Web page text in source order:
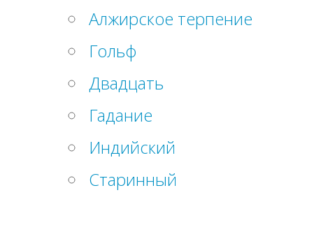
Алжирское терпение
Гольф
Двадцать
Гадание
Индийский
Старинный